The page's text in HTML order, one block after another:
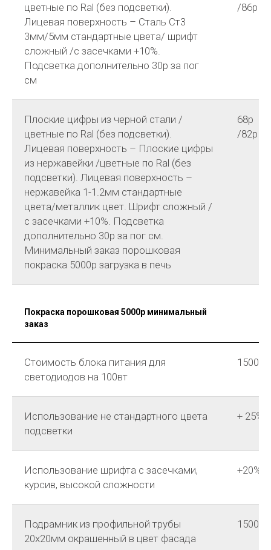
цветные по Ral (без подсветки).
Лицевая поверхность – Сталь Ст3
3мм/5мм стандартные цвета/ шрифт
сложный /с засечками +10%.
Подсветка дополнительно 30р за пог
см
/86р
Плоские цифры из черной стали /
цветные по Ral (без подсветки).
Лицевая поверхность – Плоские цифры
из нержавейки /цветные по Ral (без
подсветки). Лицевая поверхность –
нержавейка 1-1.2мм стандартные
цвета/металлик цвет. Шрифт сложный /
с засечками +10%. Подсветка
дополнительно 30р за пог см.
Минимальный заказ порошковая
покраска 5000р загрузка в печь
68р
/82р
Покраска порошковая 5000р минимальный
заказ
Стоимость блока питания для
светодиодов на 100вт
1500р
Использование не стандартного цвета
подсветки
+ 25%
Использование шрифта с засечками,
курсив, высокой сложности
+20%
Подрамник из профильной трубы
20х20мм окрашенный в цвет фасада
1500р